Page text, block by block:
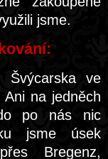
jsme.
Švýcarska ve
na jedněch
po nás nic
jsme úsek
Bregenz,